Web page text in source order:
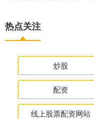
热点关注
炒股
配资
线上股票配资网站